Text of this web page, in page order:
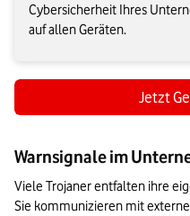
Cybersicherheit Ihres
auf allen Geräten.
Jetzt
Warnsignale im
Viele Trojaner entfalten ihre
Sie kommunizieren mit